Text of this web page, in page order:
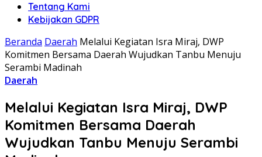
Tentang Kami
Kebijakan GDPR
Beranda Daerah Melalui Kegiatan Isra Miraj, DWP
Komitmen Bersama Daerah Wujudkan Tanbu Menuju
Serambi Madinah
Daerah
Melalui Kegiatan Isra Miraj, DWP
Komitmen Bersama Daerah
Wujudkan Tanbu Menuju Serambi